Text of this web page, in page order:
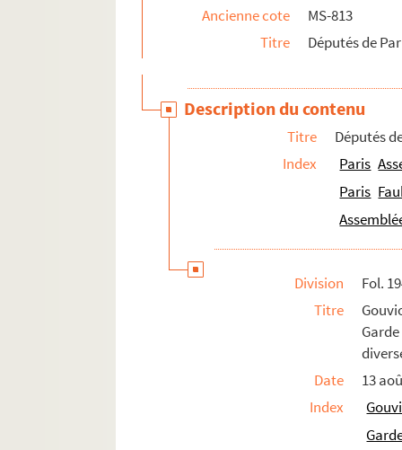
Ancienne cote
MS-813
Titre
Députés de
Description du contenu
Titre
Députés
Index
Paris
Paris
Division
Fol.
Titre
Date
13
Index